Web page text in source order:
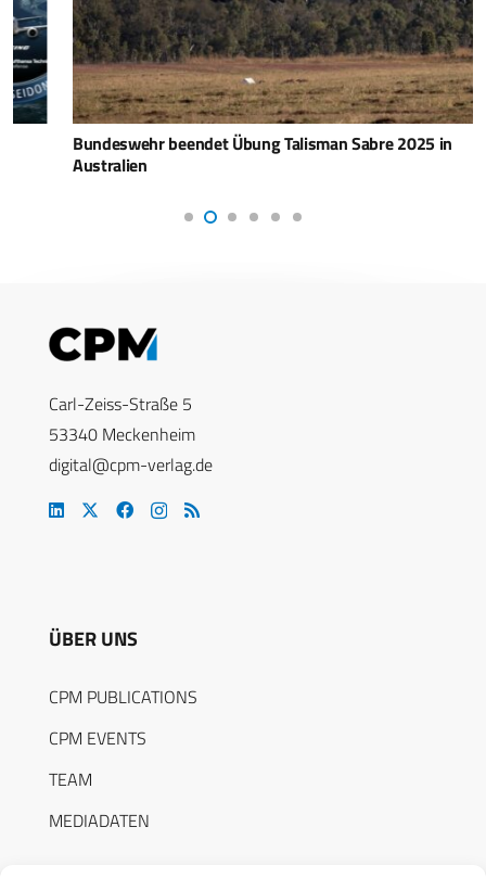
Bundeswehr beendet Übung Talisman Sabre 2025 in
Australien
Carl-Zeiss-Straße 5
53340 Meckenheim
digital@cpm-verlag.de
ÜBER UNS
CPM PUBLICATIONS
CPM EVENTS
TEAM
MEDIADATEN